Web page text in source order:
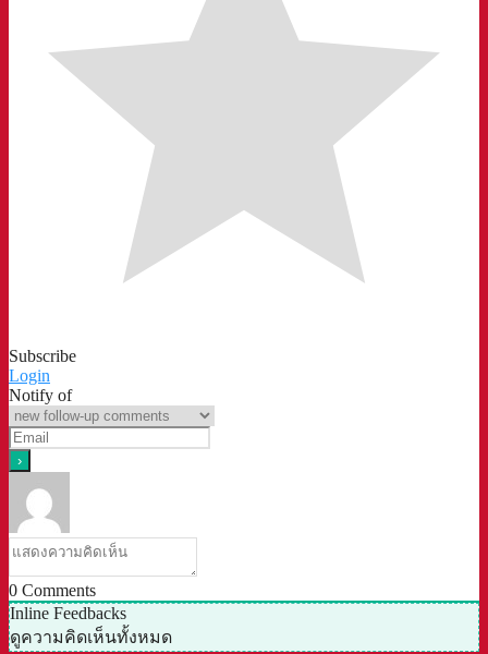
Subscribe
Login
Notify of
0 Comments
Inline Feedbacks
ดูความคิดเห็นทั้งหมด